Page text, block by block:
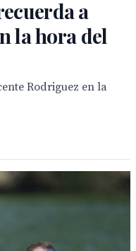
a
la hora del
Rodriguez en la